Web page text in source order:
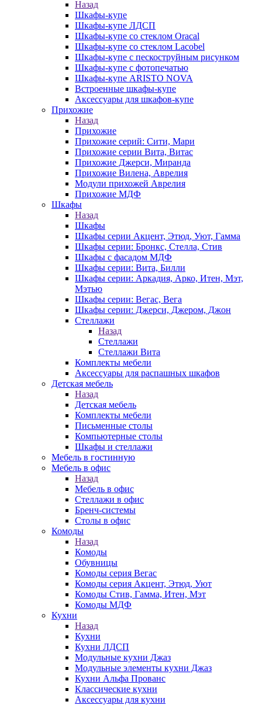
Назад
Шкафы-купе
Шкафы-купе ЛДСП
Шкафы-купе со стеклом Oracal
Шкафы-купе со стеклом Lacobel
Шкафы-купе с пескоструйным рисунком
Шкафы-купе с фотопечатью
Шкафы-купе ARISTO NOVA
Встроенные шкафы-купе
Аксессуары для шкафов-купе
Прихожие
Назад
Прихожие
Прихожие серий: Сити, Мари
Прихожие серии Вита, Витас
Прихожие Джерси, Миранда
Прихожие Вилена, Аврелия
Модули прихожей Аврелия
Прихожие МДФ
Шкафы
Назад
Шкафы
Шкафы серии Акцент, Этюд, Уют, Гамма
Шкафы серии: Бронкс, Стелла, Стив
Шкафы с фасадом МДФ
Шкафы серии: Вита, Билли
Шкафы серии: Аркадия, Арко, Итен, Мэт,
Мэтью
Шкафы серии: Вегас, Вега
Шкафы серии: Джерси, Джером, Джон
Стеллажи
Назад
Стеллажи
Стеллажи Вита
Комплекты мебели
Аксессуары для распашных шкафов
Детская мебель
Назад
Детская мебель
Комплекты мебели
Письменные столы
Компьютерные столы
Шкафы и стеллажи
Мебель в гостинную
Мебель в офис
Назад
Мебель в офис
Стеллажи в офис
Бренч-системы
Столы в офис
Комоды
Назад
Комоды
Обувницы
Комоды серия Вегас
Комоды серия Акцент, Этюд, Уют
Комоды Стив, Гамма, Итен, Мэт
Комоды МДФ
Кухни
Назад
Кухни
Кухни ЛДСП
Модульные кухни Джаз
Модульные элементы кухни Джаз
Кухни Альфа Прованс
Классические кухни
Аксессуары для кухни